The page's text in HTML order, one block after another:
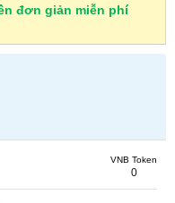
đơn giản miễn phí
VNB Token
0